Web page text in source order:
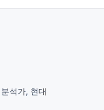
석가, 현대